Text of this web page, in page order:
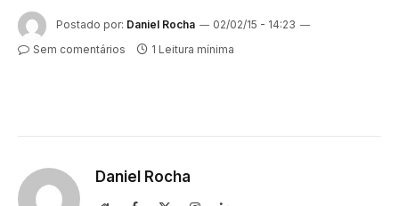
Postado por: Daniel Rocha
02/02/15 - 14:23
Sem comentários
1 Leitura mínima
Daniel Rocha